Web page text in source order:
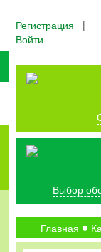
Регистрация |
Войти
Выбор
Главная